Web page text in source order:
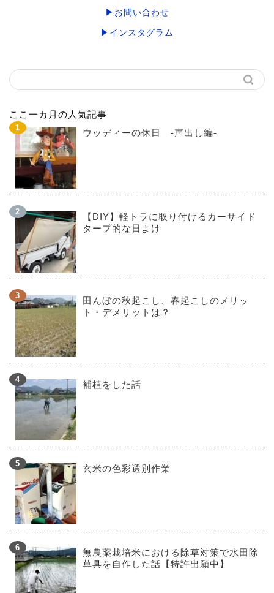
▶お問い合わせ
▶インスタグラム
ここ一カ月の人気記事
ウッディーの休日 -声出し編-
【DIY】軽トラに取り付けるカーサイド
タープ的な日よけ
田んぼの秋起こし、春起こしのメリッ
ト・デメリットは？
補植をした話
玄米の色彩選別作業
無農薬栽培米における除草対策で水田除
草具を自作した話【特許出願中】